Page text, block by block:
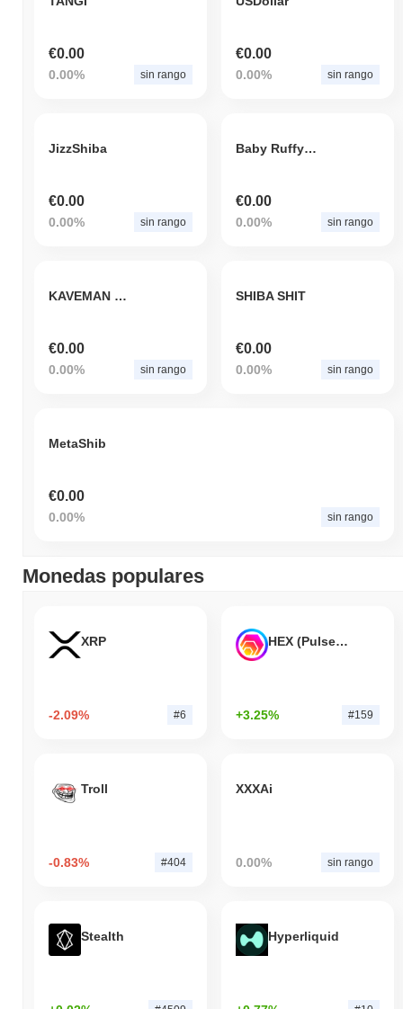
€0.00
0.00% sin rango
€0.00
0.00% sin rango
JizzShiba
€0.00
0.00% sin rango
Baby Ruffy Coin
€0.00
0.00% sin rango
KAVEMAN ROCKS EMPOWERMENT
€0.00
0.00% sin rango
SHIBA SHIT
€0.00
0.00% sin rango
MetaShib
€0.00
0.00% sin rango
Monedas populares
XRP
-2.09% #6
HEX (Pulsechain)
+3.25% #159
Troll
-0.83% #404
XXXAi
0.00% sin rango
Stealth Hyperliquid